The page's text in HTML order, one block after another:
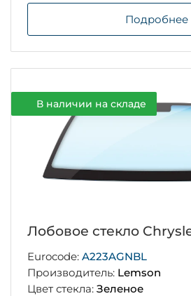
Подробнее
В наличии на складе
Лобовое стекло
Eurocode: A223AGNBL
Производитель: Lemson
Цвет стекла: Зеленое